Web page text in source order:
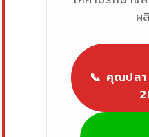
ผ
📞 คุณปล